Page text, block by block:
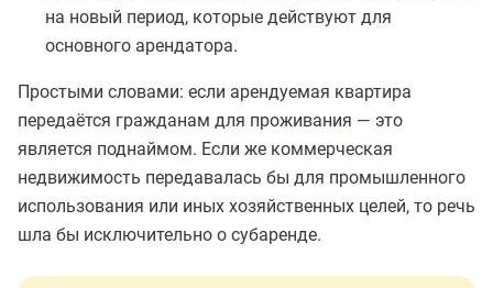
на новый период, которые действуют для
основного арендатора.
Простыми словами: если арендуемая квартира
передаётся гражданам для проживания — это
является поднаймом. Если же коммерческая
недвижимость передавалась бы для промышленного
использования или иных хозяйственных целей, то речь
шла бы исключительно о субаренде.